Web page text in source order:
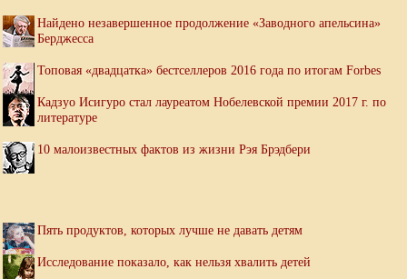
Найдено незавершенное продолжение «Заводного апельсина»
Берджесса
Топовая «двадцатка» бестселлеров 2016 года по итогам Forbes
Кадзуо Исигуро стал лауреатом Нобелевской премии 2017 г. по
литературе
10 малоизвестных фактов из жизни Рэя Брэдбери
Пять продуктов, которых лучше не давать детям
Исследование показало, как нельзя хвалить детей